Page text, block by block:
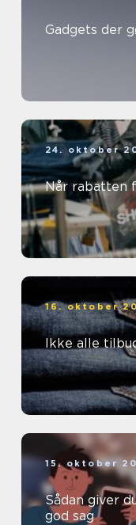
Gadgets der
24. oktober
Når rabatten
16. oktober
Ikke alle
15. oktober
Sådan giver
god sag